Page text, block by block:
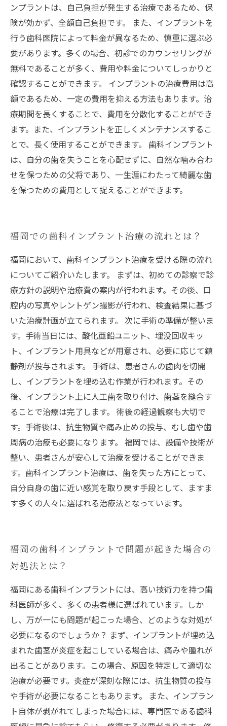
ンプラントは、自己負担が発生する治療であるため、保
険が効かず、全額自己負担です。 また、インプラントを
行う歯科医院によって料金が異なるため、慎重に選ぶ必
要があります。多くの場合、初診でのカウンセリングが
無料であることが多く、費用や料金についてしっかりと
確認することができます。 インプラントの治療費用は高
額であるため、一定の費用を抑える方法もあります。治
療期間を長くすることで、費用を分散化することができ
ます。また、インプラントを正しくメンテナンスするこ
とで、長く使用することができます。 歯科インプラント
は、自分の歯を失うことを心配せずに、自然な噛み合わ
せを保つための父将であり、一生涯にわたって綺麗な歯
を保つための費用として捉えることができます。
福岡での歯科インプラント治療の流れとは？
福岡において、歯科インプラント治療を受ける際の流れ
についてご紹介いたします。 まずは、初めての診察で診
療方針の説明や治療費の案内が行われます。その後、口
腔内の写真やレントゲン撮影が行われ、検査結果に基づ
いた治療計画が立てられます。 次に手術の準備が整いま
す。手術当日には、酸化亜鉛ユニット、埋没回収キッ
ト、インプラント用具などが用意され、必要に応じて鎮
静剤が投与されます。 手術は、患者さんの歯肉を切開
し、インプラントを埋め込む作業が行われます。その
後、インプラント上に人工歯を取り付け、歯茎を縫合す
ることで治療は完了します。 術後の経過観察も大切で
す。手術後は、抗生物質や痛み止めの投与、むし歯や歯
周病の治療も必要になります。 福岡では、設備や技術が
整い、患者さんが安心して治療を受けることができま
す。歯科インプラント治療は、歯を失った方にとって、
自分自身の歯に近い感覚を取り戻す手段として、ますま
す多くの人々に選ばれる治療法となっています。
福岡の歯科インプラントで問題が起きた場合の
対処法とは？
福岡にある歯科インプラントには、高い技術力を持つ歯
科医師が多く、多くの患者様に選ばれています。しか
し、万が一にも問題が起こった場合、どのような対処が
必要になるのでしょうか？ まず、インプラントが埋め込
まれた歯茎が炎症を起こしている場合は、痛みや腫れが
出ることがあります。この場合、原因を特定して適切な
治療が必要です。炎症が深刻な際には、抗生物質の投与
や手術が必要になることもあります。 また、インプラン
ト自体が剥がれてしまった場合には、専門医である歯科